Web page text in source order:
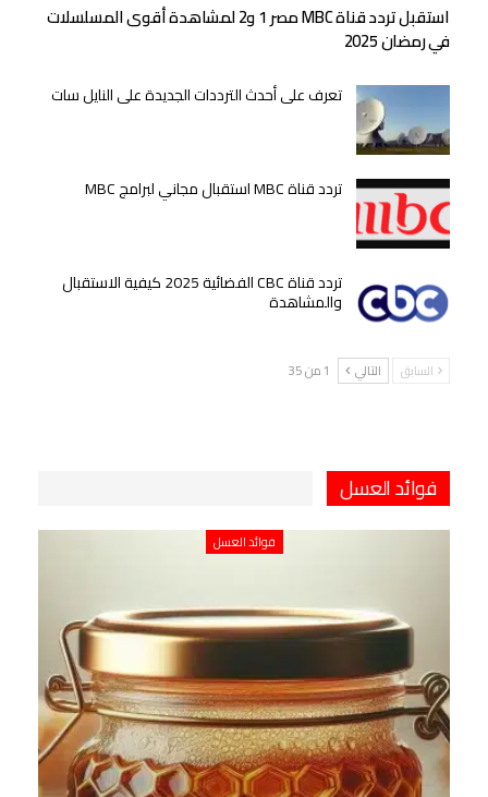
استقبل تردد قناة MBC مصر 1 و2 لمشاهدة أقوى المسلسلات
في رمضان 2025
تعرف على أحدث الترددات الجديدة على النايل سات
تردد قناة MBC استقبال مجاني لبرامج MBC
تردد قناة CBC الفضائية 2025 كيفية الاستقبال
والمشاهدة
السابق التالي 1 من 35
فوائد العسل
فوائد العسل